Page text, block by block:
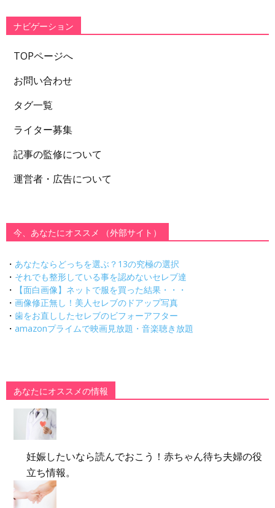
ー
ナビゲーション
TOPページへ
お問い合わせ
タグ一覧
ライター募集
記事の監修について
運営者・広告について
今、あなたにオススメ （外部サイト）
・ あなたならどっちを選ぶ？13の究極の選択
・ それでも整形している事を認めないセレブ達
・
【面白画像】ネットで服を買った結果・・・
・ 画像修正無し！美人セレブのドアップ写真
・ 歯をお直ししたセレブのビフォーアフター
・ amazonプライムで映画見放題・音楽聴き放題
あなたにオススメの情報
妊娠したいなら読んでおこう！赤ちゃん待ち夫婦の役
立ち情報。